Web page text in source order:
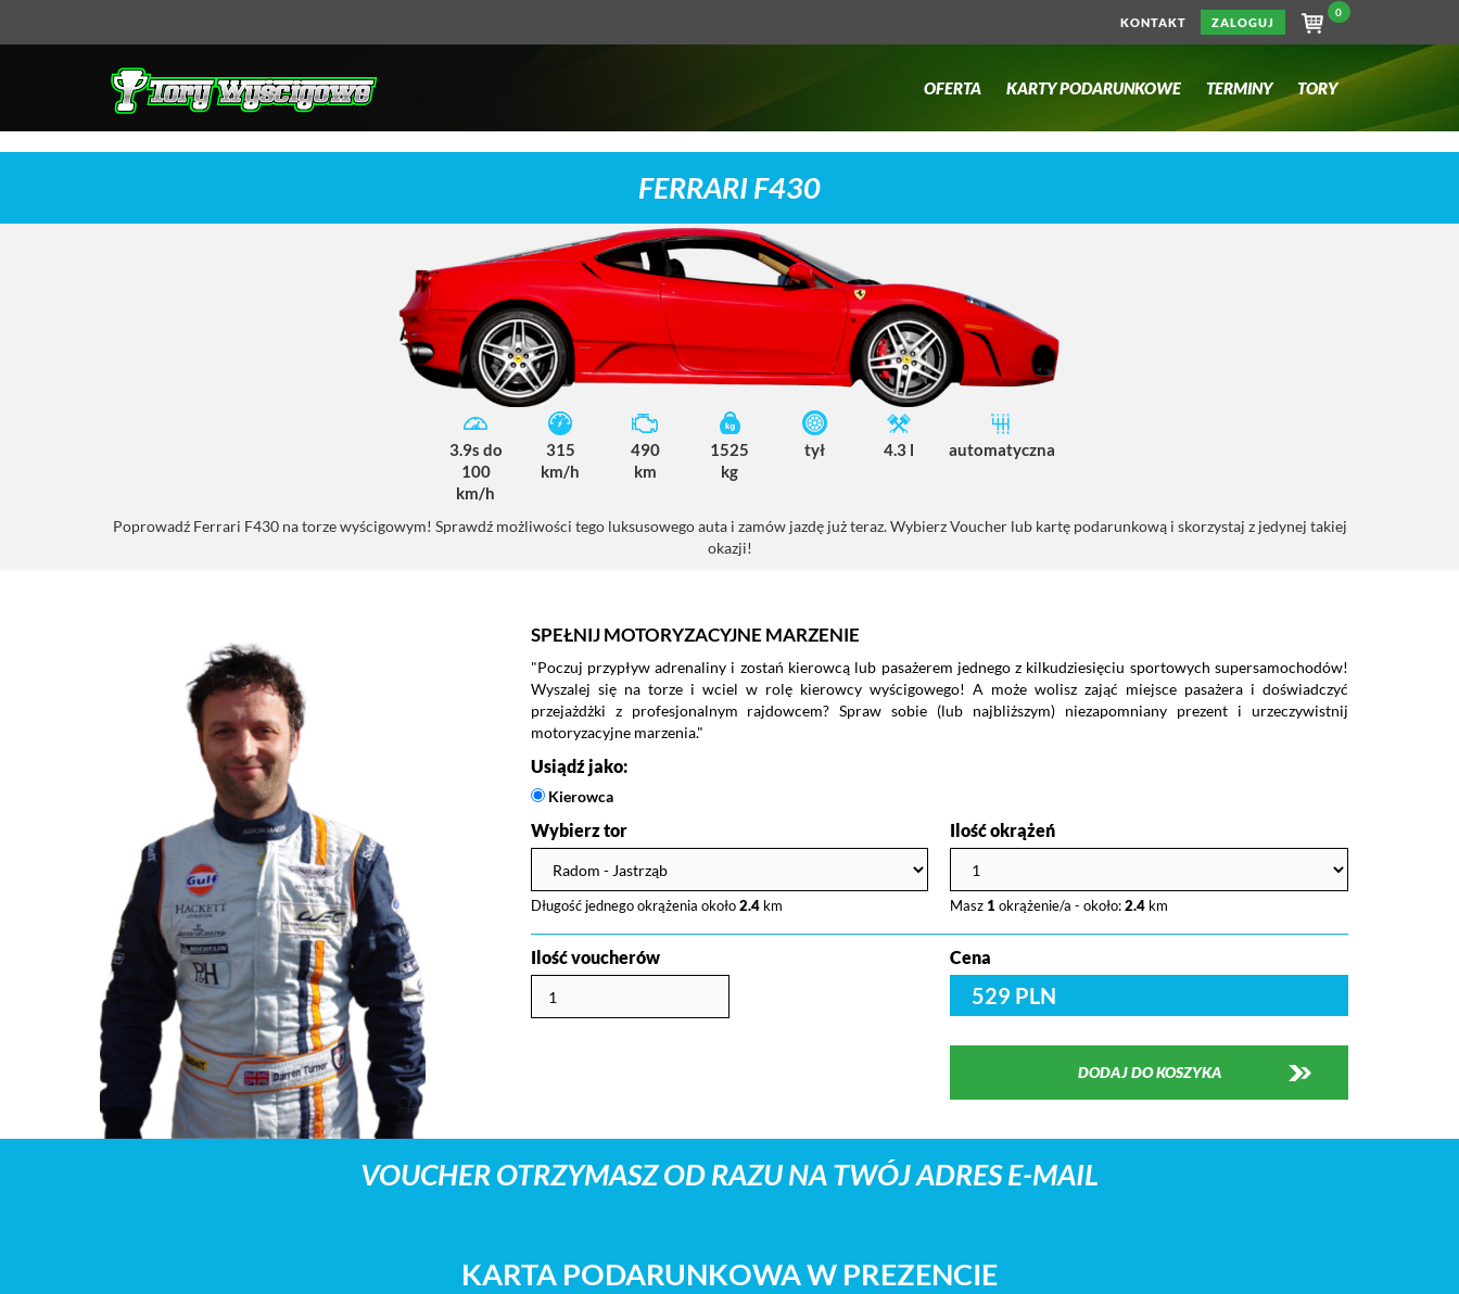
KONTAKT ZALOGUJ
0
OFERTA KARTY PODARUNKOWE TERMINY TORY
FERRARI F430
3.9s do
100
km/h
315
km/h
490
km
1525
kg
tył 4.3 l automatyczna
Poprowadź Ferrari F430 na torze wyścigowym! Sprawdź możliwości tego luksusowego auta i zamów jazdę już teraz. Wybierz Voucher lub kartę podarunkową i skorzystaj z jedynej takiej
okazji!
SPEŁNIJ MOTORYZACYJNE MARZENIE
"Poczuj przypływ adrenaliny i zostań kierowcą lub pasażerem jednego z kilkudziesięciu sportowych supersamochodów!
Wyszalej się na torze i wciel w rolę kierowcy wyścigowego! A może wolisz zająć miejsce pasażera i doświadczyć
przejażdżki z profesjonalnym rajdowcem? Spraw sobie (lub najbliższym) niezapomniany prezent i urzeczywistnij
motoryzacyjne marzenia."
Usiądź jako:
Kierowca
Wybierz tor
Długość jednego okrążenia około 2.4km
Ilość okrążeń
Masz 1 okrążenie/a - około:2.4 km
Ilość voucherów Cena
529 PLN
DODAJ DO KOSZYKA
VOUCHER OTRZYMASZ OD RAZU NA TWÓJ ADRES E-MAIL
KARTA PODARUNKOWA W PREZENCIE